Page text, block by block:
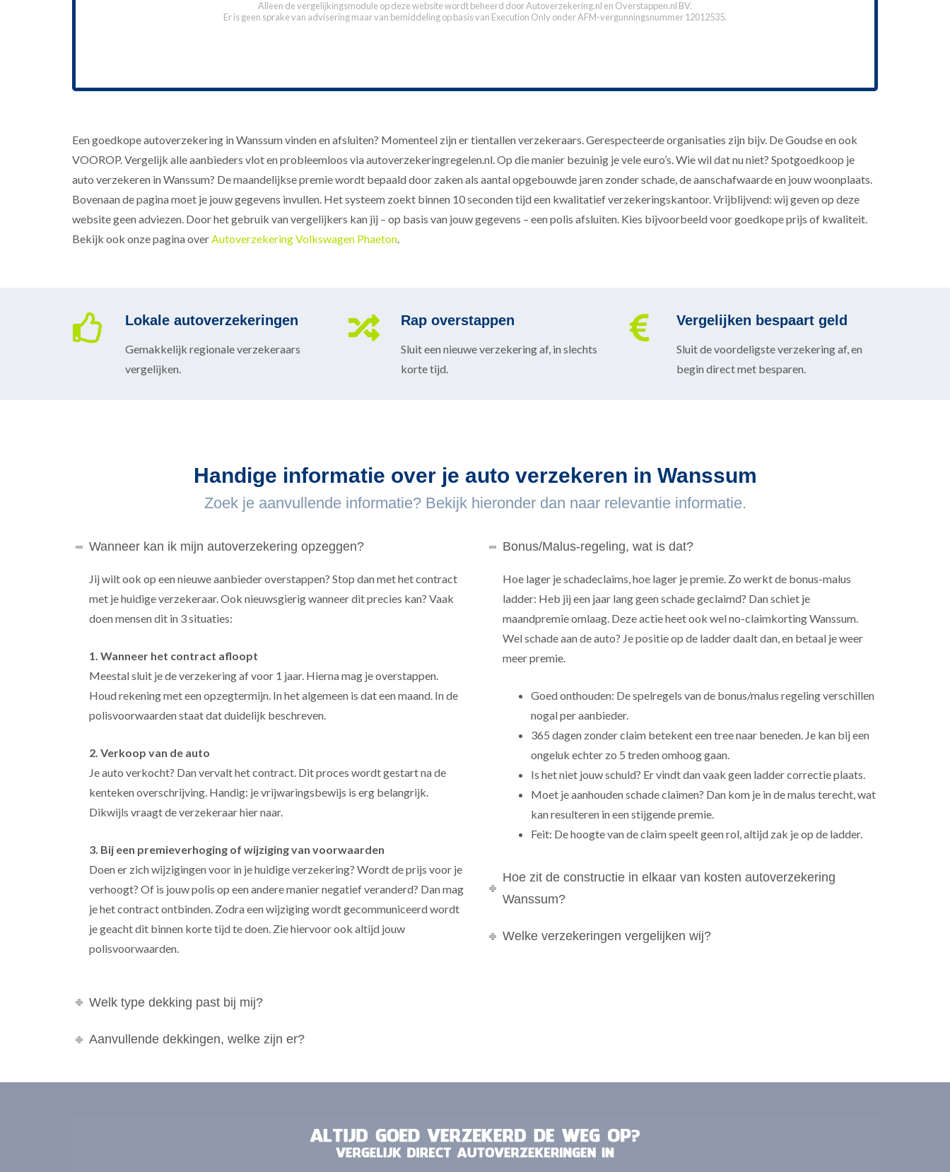
Alleen de vergelijkingsmodule op deze website wordt beheerd doorAutoverzekering.nl en Overstappen.nl BV.
Er is geen sprake van advisering maar van bemiddeling op basis van Execution Only onder AFM-vergunningsnummer 12012535.
Een goedkope autoverzekering in Wanssum vinden en afsluiten? Momenteel zijn er tientallen verzekeraars. Gerespecteerde organisaties zijn bijv. De Goudse en ook
VOOROP. Vergelijk alle aanbieders vlot en probleemloos via autoverzekeringregelen.nl. Op die manier bezuinig je vele euro’s. Wie wil dat nu niet? Spotgoedkoop je
auto verzekeren in Wanssum? De maandelijkse premie wordt bepaald door zaken als aantal opgebouwde jaren zonder schade, de aanschafwaarde en jouw woonplaats.
Bovenaan de pagina moet je jouw gegevens invullen. Het systeem zoekt binnen 10 seconden tijd een kwalitatief verzekeringskantoor. Vrijblijvend: wij geven op deze
website geen adviezen. Door het gebruik van vergelijkers kan jij – op basis van jouw gegevens – een polis afsluiten. Kies bijvoorbeeld voor goedkope prijs of kwaliteit.
Bekijk ook onze pagina overAutoverzekering Volkswagen Phaeton.
Lokale autoverzekeringen
Gemakkelijk regionale verzekeraars
vergelijken.
Rap overstappen
Sluit een nieuwe verzekering af, in slechts
korte tijd.
Vergelijken bespaart geld
Sluit de voordeligste verzekering af, en
begin direct met besparen.
Handige informatie over je auto verzekeren in Wanssum
Zoek je aanvullende informatie? Bekijk hieronder dan naar relevantie informatie.
Wanneer kan ik mijn autoverzekering opzeggen?
Jij wilt ook op een nieuwe aanbieder overstappen? Stop dan met het contract
met je huidige verzekeraar. Ook nieuwsgierig wanneer dit precies kan? Vaak
doen mensen dit in 3 situaties:
1. Wanneer het contract afloopt
Meestal sluit je de verzekering af voor 1 jaar. Hierna mag je overstappen.
Houd rekening met een opzegtermijn. In het algemeen is dat een maand. In de
polisvoorwaarden staat dat duidelijk beschreven.
2. Verkoop van de auto
Je auto verkocht? Dan vervalt het contract. Dit proces wordt gestart na de
kenteken overschrijving. Handig: je vrijwaringsbewijs is erg belangrijk.
Dikwijls vraagt de verzekeraar hier naar.
3. Bij een premieverhoging of wijziging van voorwaarden
Doen er zich wijzigingen voor in je huidige verzekering? Wordt de prijs voor je
verhoogt? Of is jouw polis op een andere manier negatief veranderd? Dan mag
je het contract ontbinden. Zodra een wijziging wordt gecommuniceerd wordt
je geacht dit binnen korte tijd te doen. Zie hiervoor ook altijd jouw
polisvoorwaarden.
Welk type dekking past bij mij?
Aanvullende dekkingen, welke zijn er?
Bonus/Malus-regeling, wat is dat?
Hoe lager je schadeclaims, hoe lager je premie. Zo werkt de bonus-malus
ladder: Heb jij een jaar lang geen schade geclaimd? Dan schiet je
maandpremie omlaag. Deze actie heet ook wel no-claimkorting Wanssum.
Wel schade aan de auto? Je positie op de ladder daalt dan, en betaal je weer
meer premie.
Goed onthouden: De spelregels van de bonus/malus regeling verschillen
nogal per aanbieder.
365 dagen zonder claim betekent een tree naar beneden. Je kan bij een
ongeluk echter zo 5 treden omhoog gaan.
Is het niet jouw schuld? Er vindt dan vaak geen ladder correctie plaats.
Moet je aanhouden schade claimen? Dan kom je in de malus terecht, wat
kan resulteren in een stijgende premie.
Feit: De hoogte van de claim speelt geen rol, altijd zak je op de ladder.
Hoe zit de constructie in elkaar van kosten autoverzekering
Wanssum?
Welke verzekeringen vergelijken wij?